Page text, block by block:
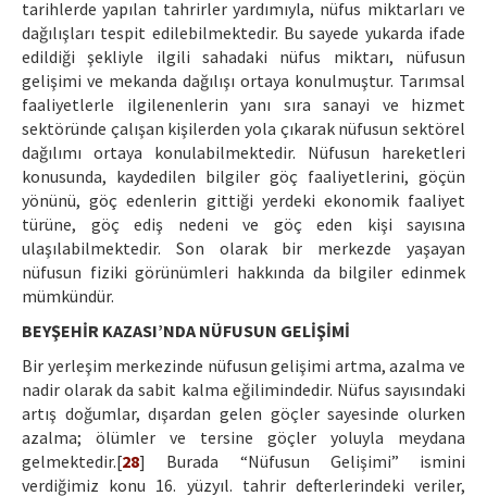
tarihlerde yapılan tahrirler yardımıyla, nüfus miktarları ve
dağılışları tespit edilebilmektedir. Bu sayede yukarda ifade
edildiği şekliyle ilgili sahadaki nüfus miktarı, nüfusun
gelişimi ve mekanda dağılışı ortaya konulmuştur. Tarımsal
faaliyetlerle ilgilenenlerin yanı sıra sanayi ve hizmet
sektöründe çalışan kişilerden yola çıkarak nüfusun sektörel
dağılımı ortaya konulabilmektedir. Nüfusun hareketleri
konusunda, kaydedilen bilgiler göç faaliyetlerini, göçün
yönünü, göç edenlerin gittiği yerdeki ekonomik faaliyet
türüne, göç ediş nedeni ve göç eden kişi sayısına
ulaşılabilmektedir. Son olarak bir merkezde yaşayan
nüfusun fiziki görünümleri hakkında da bilgiler edinmek
mümkündür.
BEYŞEHİR KAZASI’NDA NÜFUSUN GELİŞİMİ
Bir yerleşim merkezinde nüfusun gelişimi artma, azalma ve
nadir olarak da sabit kalma eğilimindedir. Nüfus sayısındaki
artış doğumlar, dışardan gelen göçler sayesinde olurken
azalma; ölümler ve tersine göçler yoluyla meydana
gelmektedir.[28] Burada “Nüfusun Gelişimi” ismini
verdiğimiz konu 16. yüzyıl. tahrir defterlerindeki veriler,